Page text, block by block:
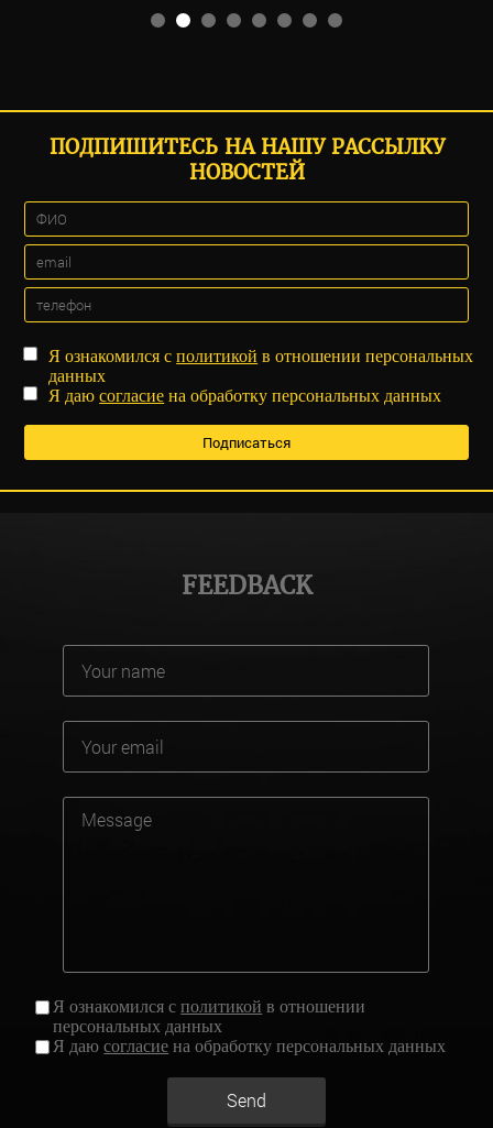
ПОДПИШИТЕСЬ НА НАШУ РАССЫЛКУ
НОВОСТЕЙ
Я ознакомился сполитикой в отношении персональных
данных
Я даюсогласие на обработку персональных данных
FEEDBACK
Я ознакомился сполитикой в отношении
персональных данных
Я даюсогласие на обработку персональных данных
Send